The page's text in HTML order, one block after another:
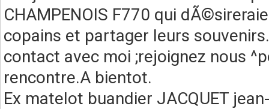
CHAMPENOIS F770 qui
copains et partager leurs
contact avec moi ;rejoignez nous
rencontre.A bientot.
Ex matelot buandier JACQUET